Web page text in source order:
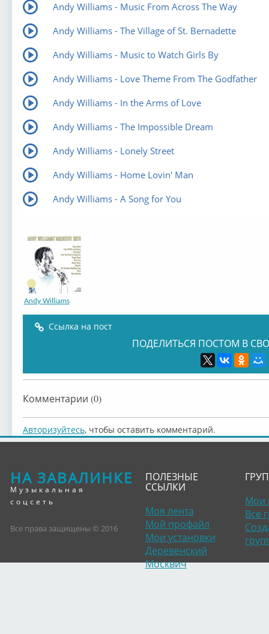
Andy Williams - Music From Across The Way
Andy Williams - The Village of St. Bernadette
Andy Williams - Music to Watch Girls By
Andy Williams - Love Theme From The Godfather
Andy Williams - In the Arms of Love
Andy Williams - The Impossible Dream
Andy Williams - Lonely Street
Andy Williams - Home Lovin' Man
Andy Williams - A Song for You
Andy Williams
Ссылка на пост
ПОДЕЛИТЬСЯ ПОСТОМ В
Комментарии (0)
Авторизуйтесь, чтобы оставить комментарий.
НА ЗАВАЛИНКЕ
Музыкальная
соцсеть
Все права защищены © 2016
ПОЛЕЗНЫЕ
ССЫЛКИ
Моя лента
Мой профайл
Мои установки
Деревенский
Москвич
Мои
Все